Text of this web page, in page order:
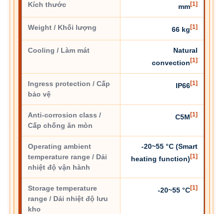
Kích thước
mm[1]
Weight / Khối lượng 66 kg [1]
Cooling / Làm mát
Natural
convection [1]
Ingress protection / Cấp
bảo vệ
IP66[1]
Anti-corrosion class /
Cấp chống ăn mòn
C5M [1]
Operating ambient
temperature range / Dải
nhiệt độ vận hành
-20~55 °C (Smart
heating function) [1]
Storage temperature
range / Dải nhiệt độ lưu
kho
-20~55 °C[1]